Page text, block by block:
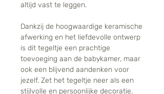
altijd vast te leggen.
Dankzij de hoogwaardige keramische
afwerking en het liefdevolle ontwerp
is dit tegeltje een prachtige
toevoeging aan de babykamer, maar
ook een blijvend aandenken voor
jezelf. Zet het tegeltje neer als een
stijlvolle en persoonlijke decoratie.